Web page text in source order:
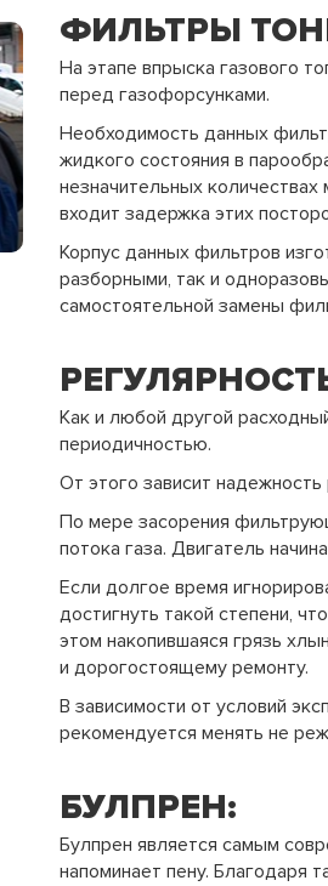
ФИЛЬТРЫ
На этапе впрыска газового
перед газофорсунками.
Необходимость данных
жидкого состояния в
незначительных
входит задержка этих
Корпус данных фильтров
разборными, так и
самостоятельной замены
Как и любой другой
периодичностью.
От этого зависит
По мере засорения
потока газа. Двигатель
Если долгое время
достигнуть такой степени,
этом накопившаяся грязь
и дорогостоящему ремонту.
В зависимости от условий
рекомендуется менять не
БУЛПРЕН:
Булпрен является самым
напоминает пену. Благодаря